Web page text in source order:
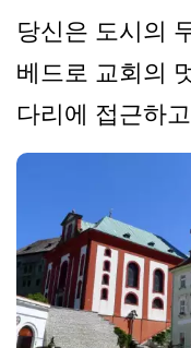
당신은 도시의
베드로 교회의
다리에 접근하